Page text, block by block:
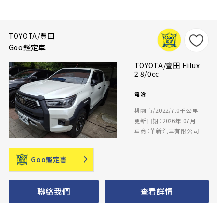
TOYOTA/豐田
Goo鑑定車
TOYOTA/豐田 Hilux
2.8/0cc
電洽
桃園市/2022/7.0千公里
更新日期：2026年 07月
車商：華新汽車有限公司
Goo鑑定書
聯絡我們 查看詳情